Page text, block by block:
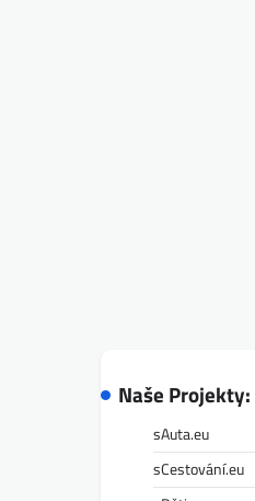
Naše Projekty:
sAuta.eu
sCestování.eu